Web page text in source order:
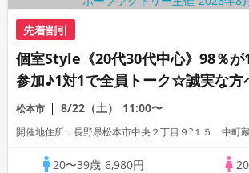
先着割引
個室Style《20代30代中心》98％が
参加♪1対1で全員トーク☆誠実な方
活パーティー
松本市 8/22（土） 11:00〜
開催地住所：長野県松本市中央２丁目９?１５ 中町
20〜39歳 6,980円